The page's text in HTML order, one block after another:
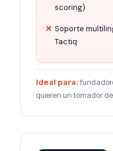
scoring)
Soporte
Tactiq
Ideal para:
quieren un tomador